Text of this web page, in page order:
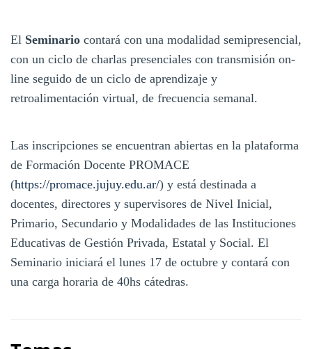
El Seminario contará con una modalidad semipresencial,
con un ciclo de charlas presenciales con transmisión on-
line seguido de un ciclo de aprendizaje y
retroalimentación virtual, de frecuencia semanal.
Las inscripciones se encuentran abiertas en la plataforma
de Formación Docente PROMACE
(https://promace.jujuy.edu.ar/) y está destinada a
docentes, directores y supervisores de Nivel Inicial,
Primario, Secundario y Modalidades de las Instituciones
Educativas de Gestión Privada, Estatal y Social. El
Seminario iniciará el lunes 17 de octubre y contará con
una carga horaria de 40hs cátedras.